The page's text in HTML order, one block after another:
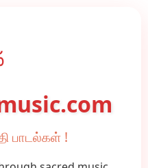
பாடல்கள் !